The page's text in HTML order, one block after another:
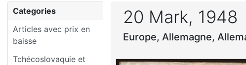
Categories
Articles avec prix en
baisse
Tchécoslovaquie et
20 Mark, 1948
Europe, Allemagne,